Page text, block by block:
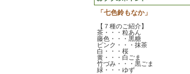
「七色鈴もなか」
【７種のご紹介】
茶・・・粒あん
藤色・・・黒糖
ピンク・・・抹茶
白・・・桜
黄・・・白ごま
竹づみ・・・黒ごま
緑・・・ゆず